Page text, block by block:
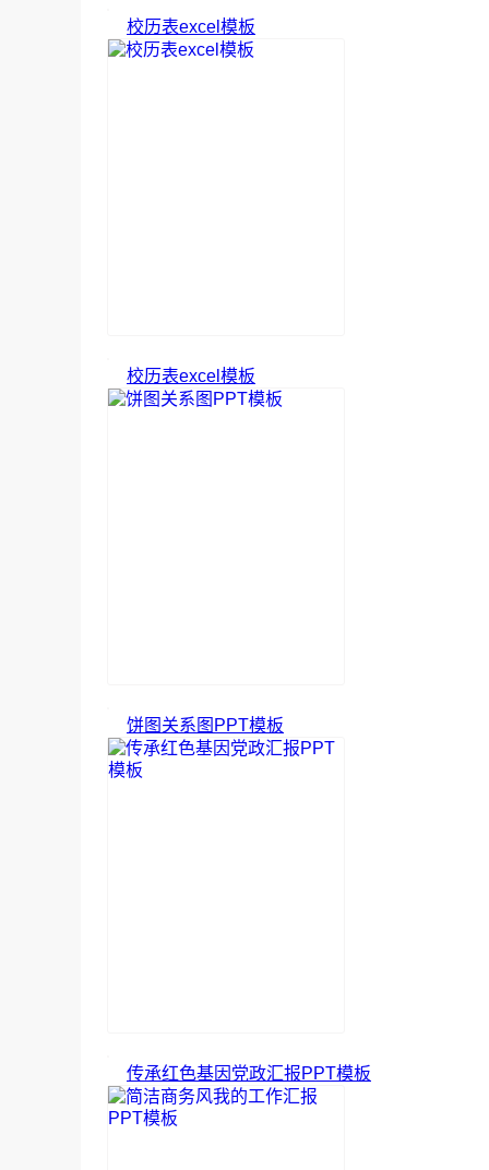
校历表excel模板
校历表excel模板
饼图关系图PPT模板
传承红色基因党政汇报PPT模板